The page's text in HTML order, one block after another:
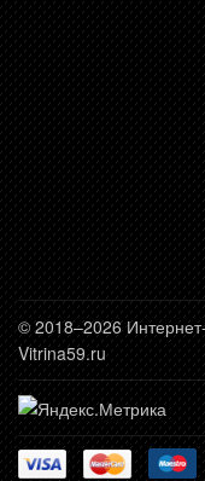
© 2018–2026
Vitrina59.ru